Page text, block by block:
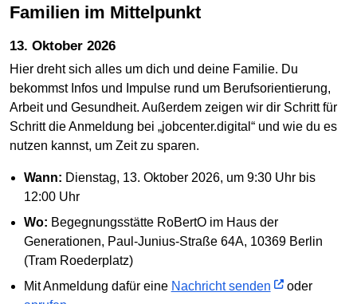
Familien im Mittelpunkt
13. Oktober 2026
Hier dreht sich alles um dich und deine Familie. Du
bekommst Infos und Impulse rund um Berufsorientierung,
Arbeit und Gesundheit. Außerdem zeigen wir dir Schritt für
Schritt die Anmeldung bei „jobcenter.digital“ und wie du es
nutzen kannst, um Zeit zu sparen.
Wann: Dienstag, 13. Oktober 2026, um 9:30 Uhr bis
12:00 Uhr
Wo: Begegnungsstätte RoBertO im Haus der
Generationen, Paul-Junius-Straße 64A, 10369 Berlin
(Tram Roederplatz)
Mit Anmeldung dafür eine Nachricht senden
oder